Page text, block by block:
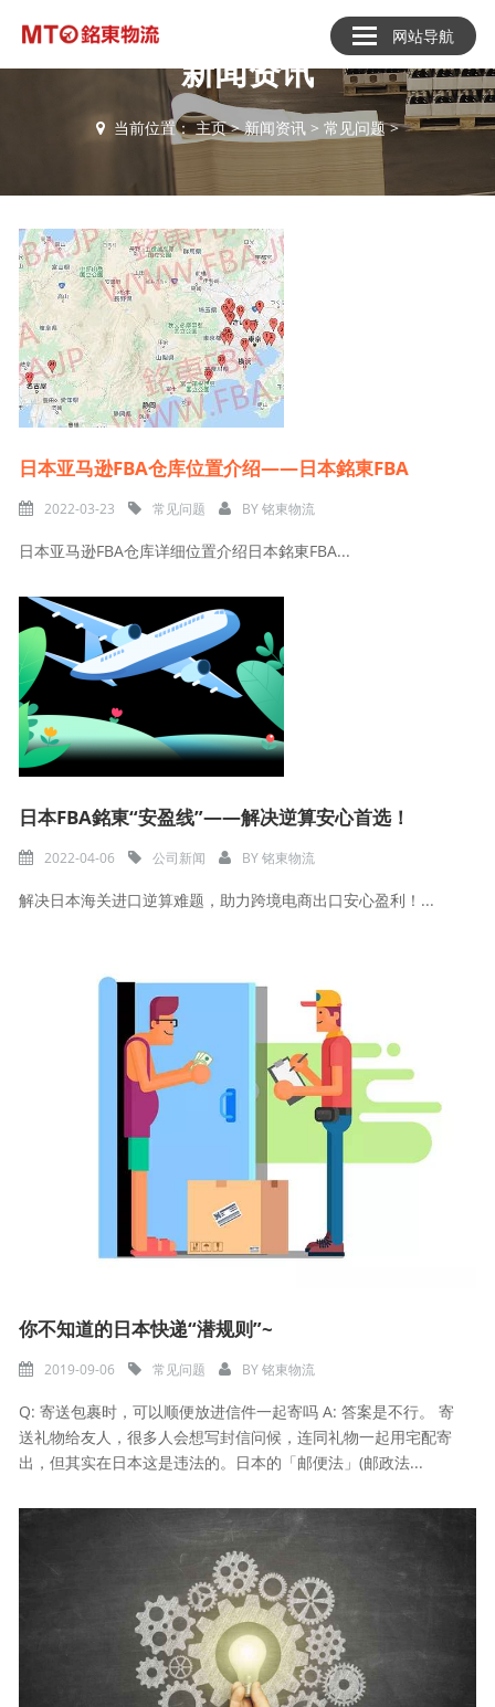
网站导航
新闻资讯
当前位置：主页>新闻资讯> 常见问题>
日本亚马逊FBA仓库位置介绍——日本銘東FBA
2022-03-23 常见问题 BY铭東物流
日本亚马逊FBA仓库详细位置介绍日本銘東FBA...
日本FBA銘東“安盈线”——解决逆算安心首选！
2022-04-06 公司新闻 BY铭東物流
解决日本海关进口逆算难题，助力跨境电商出口安心盈利！...
你不知道的日本快递“潜规则”~
2019-09-06 常见问题 BY铭東物流
Q: 寄送包裹时，可以顺便放进信件一起寄吗 A: 答案是不行。 寄
送礼物给友人，很多人会想写封信问候，连同礼物一起用宅配寄
出，但其实在日本这是违法的。日本的「邮便法」(邮政法...